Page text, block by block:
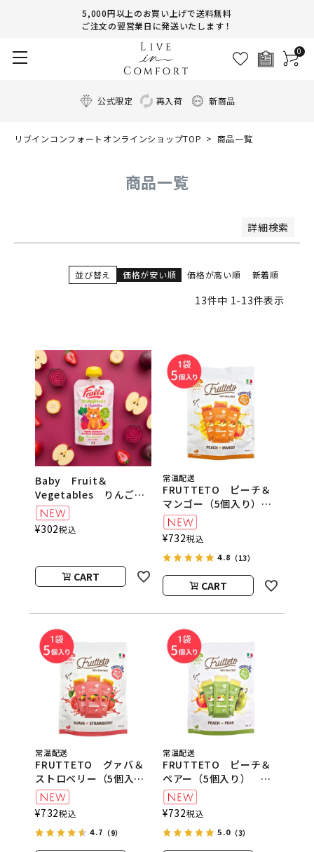
5,000円以上のお買い上げで送料無料
ご注文の翌営業日に発送いたします！
0
公式限定 再入荷 新商品
リブインコンフォートオンラインショップTOP 商品一覧
商品一覧
詳細検索
商品番号/JANコード
登録順
価格が安い順
優先度順
並び替え 価格が安い順 価格が高い順 新着順
13件中 1-13件表示
Baby Fruit＆
Vegetables りんご・
バナナ・ビーツ・いち
ご natura nuova（ベ
ビーフルーツ＆ベジタブ
¥302税込
CART
常温配送
FRUTTETO ピーチ＆
マンゴー（5個入り）
FRUTTETO（フルッテ
ート）
¥732税込
4.8 （13）
CART
常温配送
FRUTTETO グァバ＆
ストロベリー（5個入
り） FRUTTETO（フ
ルッテート）
¥732税込
4.7 （9）
常温配送
FRUTTETO ピーチ＆
ペアー（5個入り）
FRUTTETO（フルッテ
ート）
¥732税込
5.0（3）